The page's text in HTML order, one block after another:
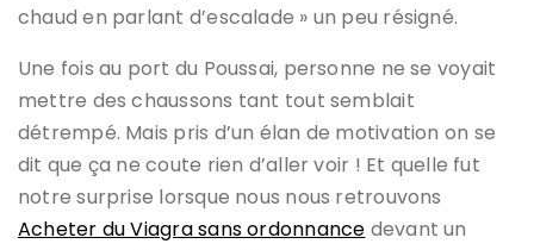
chaud en parlant d’escalade » un peu résigné.
Une fois au port du Poussai, personne ne se voyait
mettre des chaussons tant tout semblait
détrempé. Mais pris d’un élan de motivation on se
dit que ça ne coute rien d’aller voir ! Et quelle fut
notre surprise lorsque nous nous retrouvons
Acheter du Viagra sans ordonnance devant un